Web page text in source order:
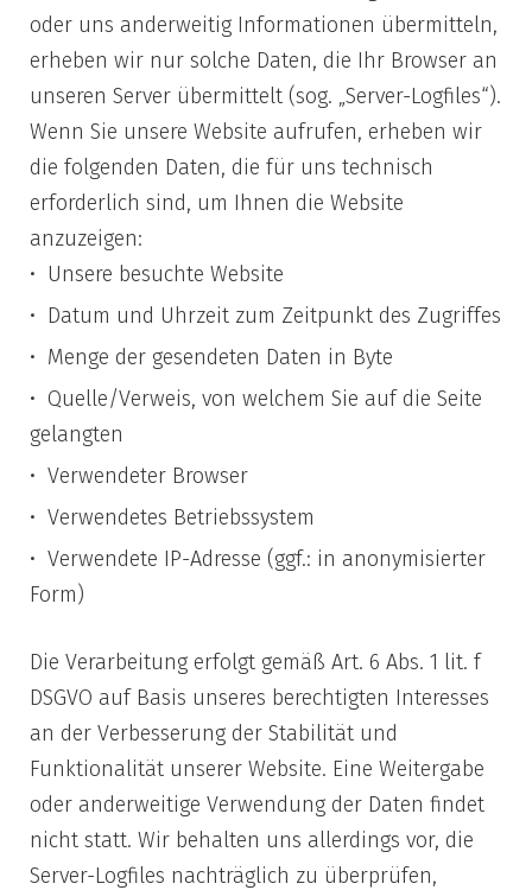
oder uns anderweitig Informationen übermitteln,
erheben wir nur solche Daten, die Ihr Browser an
unseren Server übermittelt (sog. „Server-Logfiles“).
Wenn Sie unsere Website aufrufen, erheben wir
die folgenden Daten, die für uns technisch
erforderlich sind, um Ihnen die Website
anzuzeigen:
Unsere besuchte Website
Datum und Uhrzeit zum Zeitpunkt des Zugriffes
Menge der gesendeten Daten in Byte
Quelle/Verweis, von welchem Sie auf die Seite
gelangten
Verwendeter Browser
Verwendetes Betriebssystem
Verwendete IP-Adresse (ggf.: in anonymisierter
Form)
Die Verarbeitung erfolgt gemäß Art. 6 Abs. 1 lit. f
DSGVO auf Basis unseres berechtigten Interesses
an der Verbesserung der Stabilität und
Funktionalität unserer Website. Eine Weitergabe
oder anderweitige Verwendung der Daten findet
nicht statt. Wir behalten uns allerdings vor, die
Server-Logfiles nachträglich zu überprüfen,